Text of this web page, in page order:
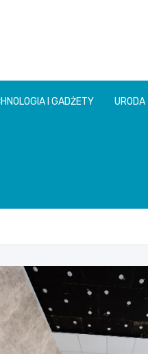
I GADŻETY URODA